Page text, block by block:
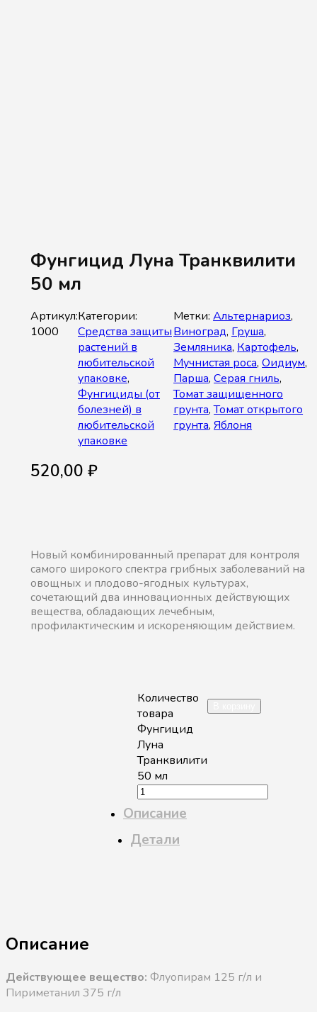
Фунгицид Луна Транквилити
50 мл
520,00 ₽
Новый комбинированный препарат для контроля
самого широкого спектра грибных заболеваний на
овощных и плодово-ягодных культурах,
сочетающий два инновационных действующих
вещества, обладающих лечебным,
профилактическим и искореняющим действием.
Количество
товара
Фунгицид
Луна
Транквилити
50 мл
Артикул:
1000
Категории:
Средства защиты
растений в
любительской
упаковке,
Фунгициды (от
болезней) в
любительской
упаковке
Метки:Альтернариоз,
Виноград, Груша,
Земляника, Картофель,
Мучнистая роса,Оидиум,
Парша,Серая гниль,
Томат защищенного
грунта,Томат открытого
грунта,Яблоня
Описание
Детали
Описание
Действующее вещество: Флуопирам 125 г/л и
Пириметанил 375 г/л